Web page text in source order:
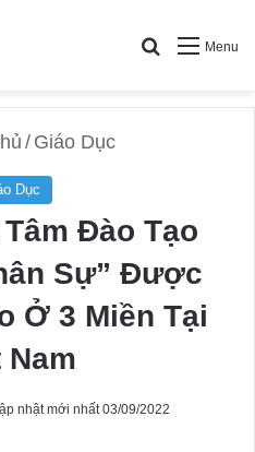
Menu
Search for
/ Giáo Dục
Dục
Đào Tạo
Sự” Được
Ở 3 Miền Tại
Nam
nhật mới nhất 03/09/2022